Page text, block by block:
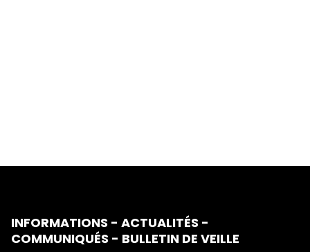
INFORMATIONS - ACTUALITÉS -
COMMUNIQUÉS - BULLETIN DE VEILLE